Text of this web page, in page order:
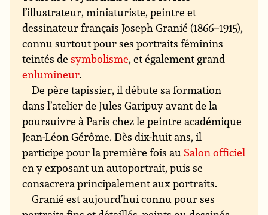
l’illustrateur, miniaturiste, peintre et
dessinateur français Joseph Granié (1866–1915),
connu surtout pour ses portraits féminins
teintés desymbolisme, et également grand
enlumineur.
De père tapissier, il débute sa formation
dans l’atelier de Jules Garipuy avant de la
poursuivre à Paris chez le peintre académique
Jean-Léon Gérôme. Dès dix-huit ans, il
participe pour la première fois au Salon officiel
en y exposant un autoportrait, puis se
consacrera principalement aux portraits.
Granié est aujourd’hui connu pour ses